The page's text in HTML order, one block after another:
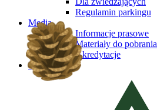
Regulamin parkingu
Media
Informacje prasowe
Materiały do pobrania
Akredytacje
Kontakt